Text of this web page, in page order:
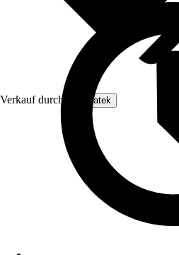
Verkauf durch: Enovatek